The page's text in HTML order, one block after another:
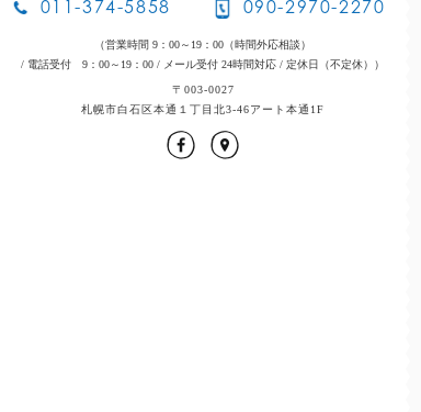
011-374-5858 090-2970-2270
（営業時間 9：00～19：00（時間外応相談）
/ 電話受付 9：00～19：00 / メール受付 24時間対応 / 定休日（不定休））
〒003-0027
札幌市白石区本通１丁目北3-46アート本通1F